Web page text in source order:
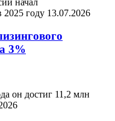
2025 году 13.07.2026
3%
он достиг 11,2 млн